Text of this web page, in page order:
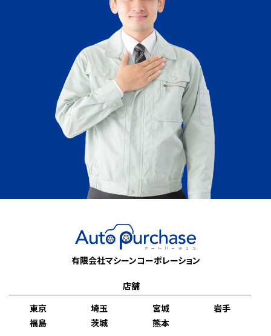
有限会社マシーンコーポレーション
店舗
東京
埼玉 宮城
岩手
福島
茨城 熊本